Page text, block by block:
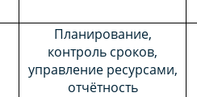
Планирование,
контроль сроков,
управление ресурсами,
отчётность